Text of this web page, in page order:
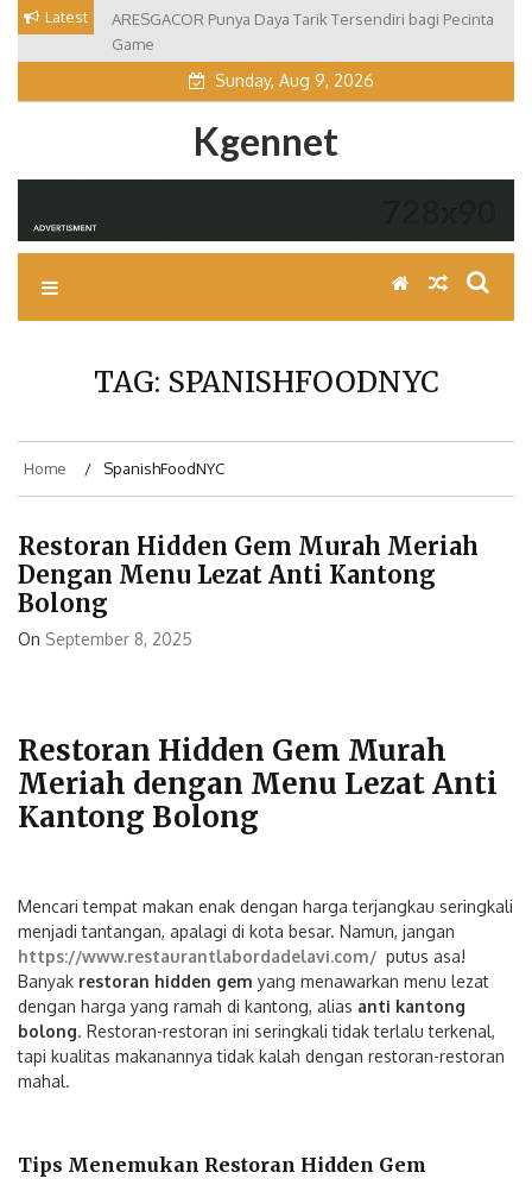
Skip
content
Latest
ARESGACOR Punya Daya Tarik Tersendiri bagi Pecinta
Game
SmokeshopClinton Menjadi Solusi Belanja dengan
Konsep Modern
Sunday, Aug 9, 2026
Kgennet
TAG: SPANISHFOODNYC
Home SpanishFoodNYC
Restoran Hidden Gem Murah Meriah
Dengan Menu Lezat Anti Kantong
Bolong
On September 8, 2025
Restoran Hidden Gem Murah
Meriah dengan Menu Lezat Anti
Kantong Bolong
Mencari tempat makan enak dengan harga terjangkau seringkali
menjadi tantangan, apalagi di kota besar. Namun, jangan
https://www.restaurantlabordadelavi.com/ putus asa!
Banyak restoran hidden gem yang menawarkan menu lezat
dengan harga yang ramah di kantong, alias anti kantong
bolong. Restoran-restoran ini seringkali tidak terlalu terkenal,
tapi kualitas makanannya tidak kalah dengan restoran-restoran
mahal.
Tips Menemukan Restoran Hidden Gem